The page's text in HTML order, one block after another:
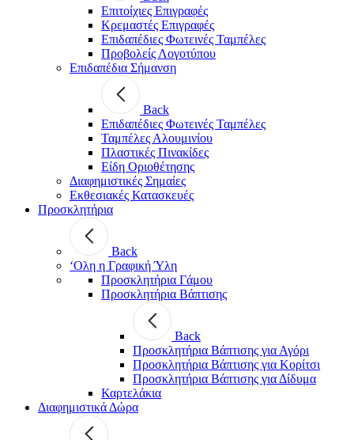
Επιτοίχιες Επιγραφές
Κρεμαστές Επιγραφές
Επιδαπέδιες Φωτεινές Ταμπέλες
Προβολείς Λογοτύπου
Επιδαπέδια Σήμανση
Back
Επιδαπέδιες Φωτεινές Ταμπέλες
Ταμπέλες Αλουμινίου
Πλαστικές Πινακίδες
Είδη Οριοθέτησης
Διαφημιστικές Σημαίες
Εκθεσιακές Κατασκευές
Προσκλητήρια
Back
‘Ολη η Γραφική Ύλη
Προσκλητήρια Γάμου
Προσκλητήρια Βάπτισης
Back
Προσκλητήρια Βάπτισης για Αγόρι
Προσκλητήρια Βάπτισης για Κορίτσι
Προσκλητήρια Βάπτισης για Δίδυμα
Καρτελάκια
Διαφημιστικά Δώρα